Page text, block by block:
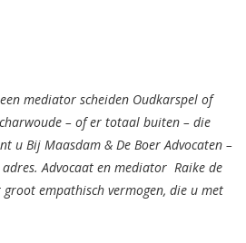
mediator scheiden Oudkarspel of
– of er totaal buiten – die
u Bij Maasdam & De Boer Advocaten –
Advocaat en mediator Raike de
empathisch vermogen, die u met